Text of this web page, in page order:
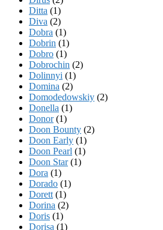
Ditta (1)
Diva (2)
Dobra (1)
Dobrin (1)
Dobro (1)
Dobrochin (2)
Dolinnyi (1)
Domina (2)
Domodedowskiy (2)
Donella (1)
Donor(1)
Doon Bounty (2)
Doon Early (1)
Doon Pearl (1)
Doon Star(1)
Dora (1)
Dorado (1)
Dorett (1)
Dorina (2)
Doris (1)
Dorisa (1)